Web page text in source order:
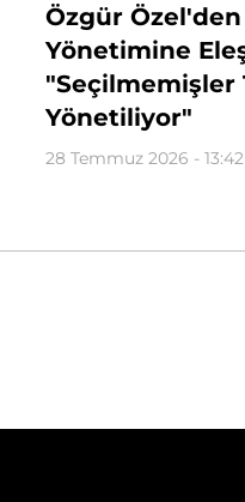
Özgür Özel'den
Yönetimine
"Seçilmemişler
Yönetiliyor"
28 Temmuz 2026 - 13:42